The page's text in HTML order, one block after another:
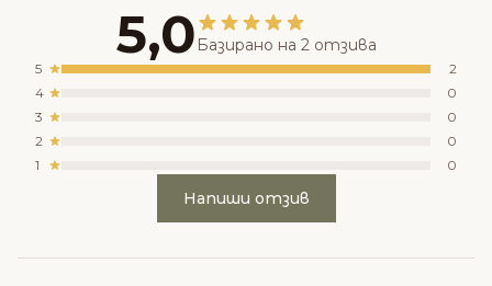
5,0 Базирано на 2 отзива
5
2
4
0
3
0
2
0
1
0
Напиши отзив